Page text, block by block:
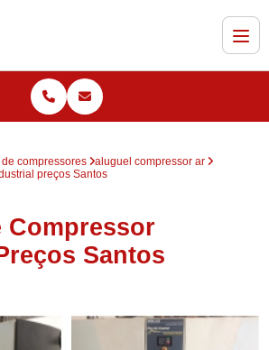
compressores
aluguel compressor ar
preços Santos
Compressor
Santos